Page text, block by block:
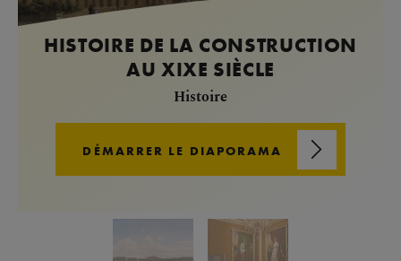
HISTOIRE DE LA CONSTRUCTION
AU XIXE SIÈCLE
Histoire
DÉMARRER LE DIAPORAMA